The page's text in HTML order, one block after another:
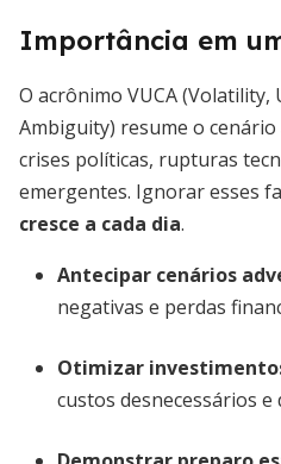
Importância em
O acrônimo VUCA
Ambiguity) resume o
crises políticas, rupturas
emergentes. Ignorar esses
cresce a cada dia.
Antecipar cenários
negativas e perdas
Otimizar
custos desnecessários e